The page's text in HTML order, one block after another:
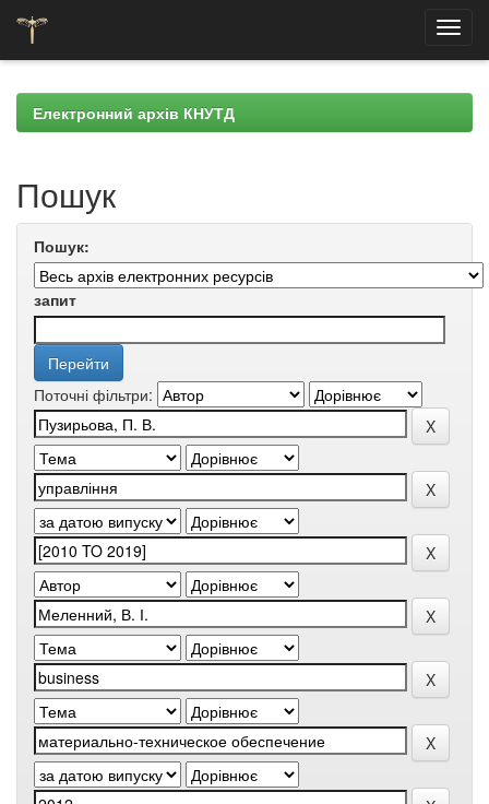
navigationЕлектронний архів КНУТД
Пошук
Пошук:
запит
Поточні фільтри: